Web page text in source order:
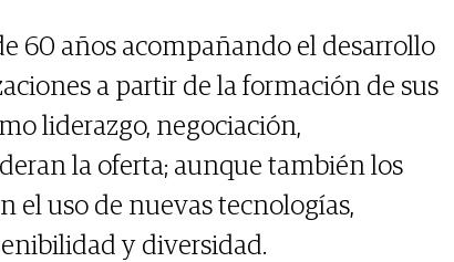
60 años acompañando el desarrollo
a partir de la formación de sus
liderazgo, negociación,
la oferta; aunque también los
el uso de nuevas tecnologías,
y diversidad.